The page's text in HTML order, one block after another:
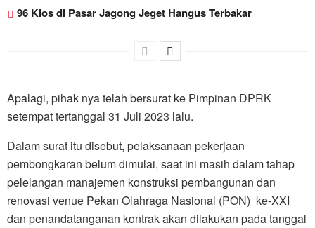
96 Kios di Pasar Jagong Jeget Hangus Terbakar
Apalagi, pihak nya telah bersurat ke Pimpinan DPRK
setempat tertanggal 31 Juli 2023 lalu.
Dalam surat itu disebut, pelaksanaan pekerjaan
pembongkaran belum dimulai, saat ini masih dalam tahap
pelelangan manajemen konstruksi pembangunan dan
renovasi venue Pekan Olahraga Nasional (PON) ke-XXI
dan penandatanganan kontrak akan dilakukan pada tanggal